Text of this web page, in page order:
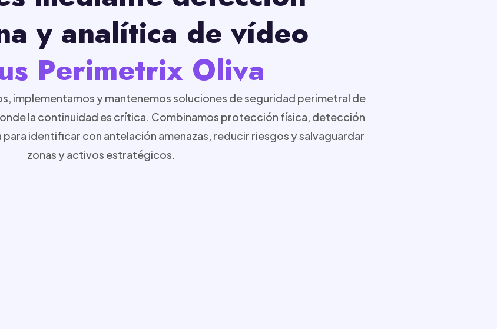
y analítica de vídeo
Perimetrix Oliva
implementamos y mantenemos soluciones de seguridad perimetral de
la continuidad es crítica. Combinamos protección física, detección
identificar con antelación amenazas, reducir riesgos y salvaguardar
zonas y activos estratégicos.